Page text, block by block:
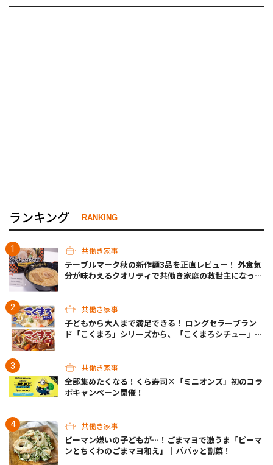
ランキング RANKING
共働き家事
テーブルマーク秋の新作麺3品を正直レビュー！ 外食気
分が味わえるクオリティで共働き家庭の救世主になって
共働き家事
子どもから大人まで満足できる！ ロングセラーブラン
ド「こくまろ」シリーズから、「こくまろシチュー」＜
共働き家事
全部集めたくなる！くら寿司×「ミニオンズ」初のコラ
ボキャンペーン開催！
共働き家事
ピーマン嫌いの子どもが…！ごまマヨで激うま「ピーマ
ンとちくわのごまマヨ和え」｜パパッと副菜！